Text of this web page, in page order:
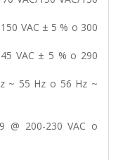
VAC ± 5 % o 300
VAC ± 5 % o 290
~ 55 Hz o 56 Hz ~
@ 200-230 VAC o